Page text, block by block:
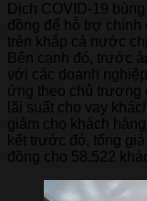
Dịch COVID-19
đồng để hỗ trợ
trên khắp cả nước
Bên cạnh đó, trước
với các doanh
ứng theo chủ trương
lãi suất cho vay
giảm cho khách
kết trước đó, tổng
đồng cho 58.522